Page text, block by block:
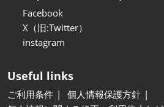
Facebook
X（旧:Twitter）
instagram
Useful links
ご利用条件
個人情報保護方針